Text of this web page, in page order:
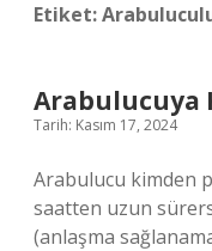
Etiket:
Arabulucuya
Tarih: Kasım 17, 2024
Arabulucu kimden
saatten uzun
(anlaşma